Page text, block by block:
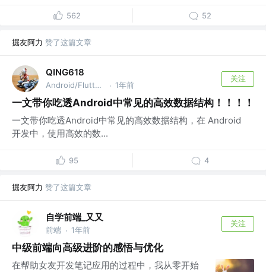
562 52
掘友阿力 赞了这篇文章
QING618
Android/Flutter攻城狮 · 1年前
关注
一文带你吃透Android中常见的高效数据结构！！！！
一文带你吃透Android中常见的高效数据结构，在 Android
开发中，使用高效的数...
95 4
掘友阿力 赞了这篇文章
自学前端_又又
前端 · 1年前
关注
中级前端向高级进阶的感悟与优化
在帮助女友开发笔记应用的过程中，我从零开始